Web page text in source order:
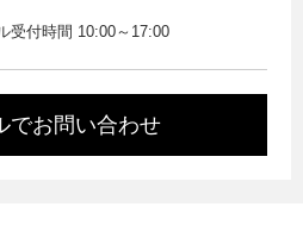
受付時間 10:00～17:00
でお問い合わせ